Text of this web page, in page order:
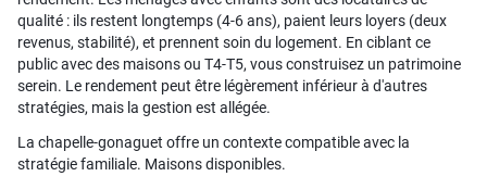
qualité : ils restent longtemps (4-6 ans), paient leurs loyers (deux
revenus, stabilité), et prennent soin du logement. En ciblant ce
public avec des maisons ou T4-T5, vous construisez un patrimoine
serein. Le rendement peut être légèrement inférieur à d'autres
stratégies, mais la gestion est allégée.
La chapelle-gonaguet offre un contexte compatible avec la
stratégie familiale. Maisons disponibles.